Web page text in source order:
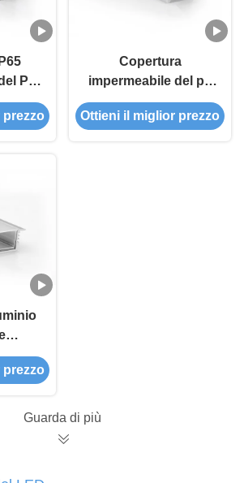
PC
due
Copertura
impermeabile del pc
dell'estrusione della
copertura IP65 della
Ottieni il miglior prezzo
ha
Guarda di più